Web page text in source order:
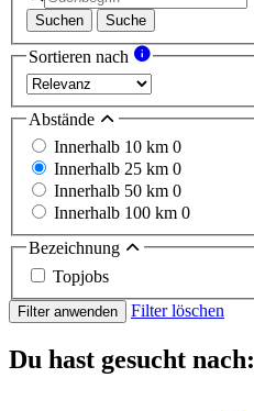
Suchen Suche
Sortieren nach
Abstände
Innerhalb 10 km 0
Innerhalb 25 km 0
Innerhalb 50 km 0
Innerhalb 100 km 0
Bezeichnung
Topjobs
Filter anwenden Filter löschen
Du hast gesucht nach: